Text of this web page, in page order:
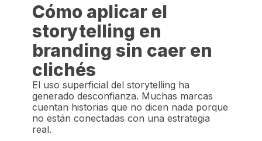
Cómo aplicar el
storytelling en
branding sin caer en
clichés
El uso superficial del storytelling ha
generado desconfianza. Muchas marcas
cuentan historias que no dicen nada porque
no están conectadas con una estrategia
real.